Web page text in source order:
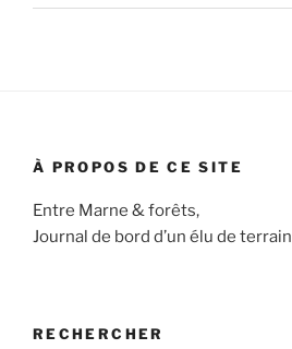
À PROPOS DE CE SITE
Entre Marne & forêts,
Journal de bord d’un élu de terrain
RECHERCHER